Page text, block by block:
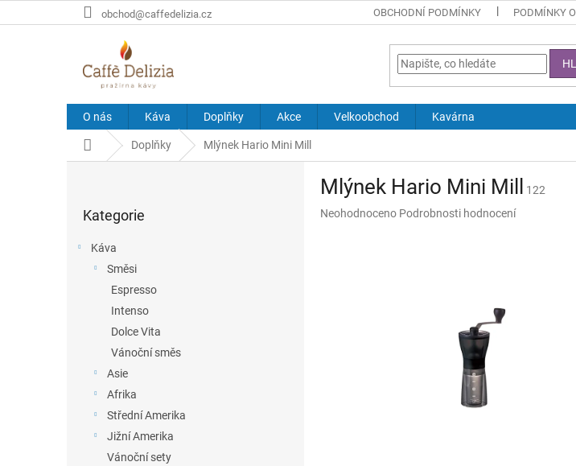
na
obchod@caffedelizia.cz OBCHODNÍ PODMÍNKY PODMÍNKY
O nás Káva Doplňky Akce Velkoobchod Kavárna
Domů Doplňky Mlýnek Hario Mini Mill
kategorie
Kategorie
Káva
Směsi
Espresso
Intenso
Dolce Vita
Vánoční směs
Asie
Afrika
Střední Amerika
Jižní Amerika
Vánoční sety
Mlýnek Hario Mini Mill
122
Průměrné
Neohodnoceno Podrobnosti hodnocení